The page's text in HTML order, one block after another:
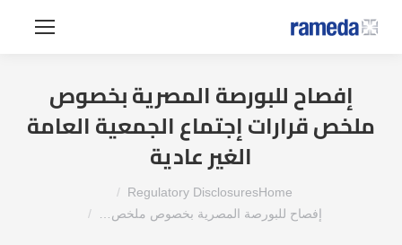
إفصاح للبورصة المصرية بخصوص
ملخص قرارات إجتماع الجمعية العامة
الغير عادية
Home
Regulatory Disclosures
إفصاح للبورصة المصرية بخصوص ملخص…